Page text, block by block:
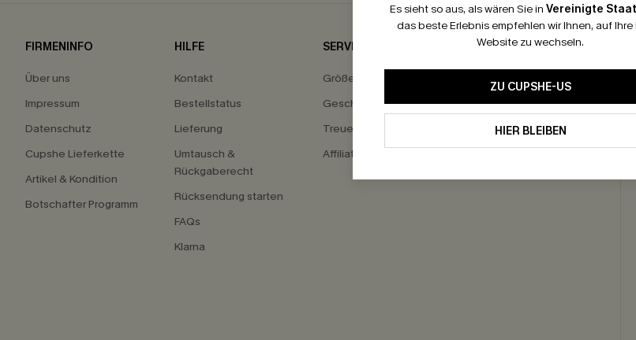
Es sieht so aus, als wären Sie in Vereinigte
das beste Erlebnis empfehlen wir Ihnen, auf Ihre
Website zu wechseln.
ZU CUPSHE-US
HIER BLEIBEN
FIRMENINFO
Über uns
Impressum
Datenschutz
Cupshe Lieferkette
Artikel & Kondition
Botschafter Programm
HILFE
Kontakt
Bestellstatus
Lieferung
Umtausch &
Rückgaberecht
Rücksendung starten
FAQs
Klarna
SERVICEZENTRUM
Größenguide
Geschenkkarte
Treueprogramm
Affiliate Programm